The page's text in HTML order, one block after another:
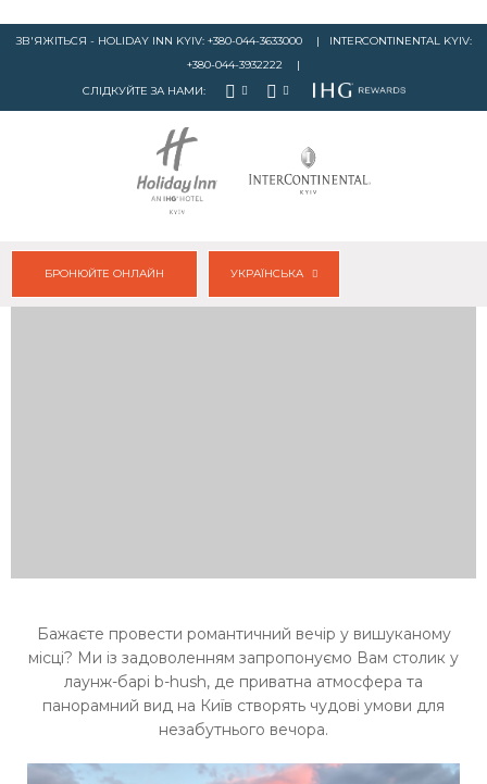
ЗВ'ЯЖІТЬСЯ - HOLIDAY INN KYIV: +380-044-3633000
| INTERCONTINENTAL KYIV:
+380-044-3932222
|
СЛІДКУЙТЕ ЗА НАМИ:
БРОНЮЙТЕ ОНЛАЙН УКРАЇНСЬКА
Бажаєте провести романтичний вечір у вишуканому
місці? Ми із задоволенням запропонуємо Вам столик у
лаунж-барі b-hush, де приватна атмосфера та
панорамний вид на Київ створять чудові умови для
незабутнього вечора.